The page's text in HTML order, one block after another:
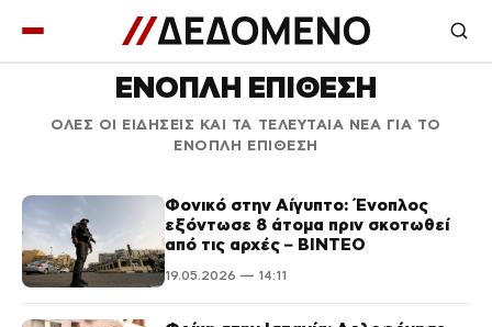
ΕΝΟΠΛΗ ΕΠΙΘΕΣΗ
ΟΛΕΣ ΟΙ ΕΙΔΗΣΕΙΣ ΚΑΙ ΤΑ ΤΕΛΕΥΤΑΙΑ ΝΕΑ ΓΙΑ ΤΟ
ΕΝΟΠΛΗ ΕΠΙΘΕΣΗ
Φονικό στην Αίγυπτο: Ένοπλος
εξόντωσε 8 άτομα πριν σκοτωθεί
από τις αρχές – ΒΙΝΤΕΟ
19.05.2026 — 14:11